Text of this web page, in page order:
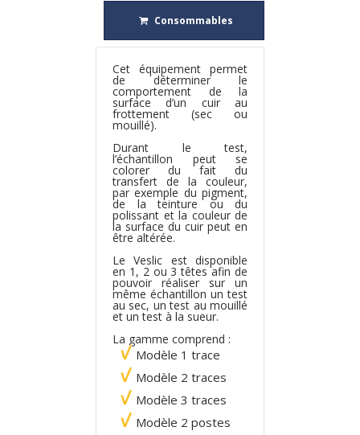
Consommables
Cet équipement permet
de déterminer le
comportement de la
surface d’un cuir au
frottement (sec ou
mouillé).
Durant le test,
l’échantillon peut se
colorer du fait du
transfert de la couleur,
par exemple du pigment,
de la teinture ou du
polissant et la couleur de
la surface du cuir peut en
être altérée.
Le Veslic est disponible
en 1, 2 ou 3 têtes afin de
pouvoir réaliser sur un
même échantillon un test
au sec, un test au mouillé
et un test à la sueur.
La gamme comprend :
Modèle 1 trace
Modèle 2 traces
Modèle 3 traces
Modèle 2 postes